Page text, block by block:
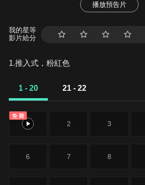
播放預告片
我的星等
影片給分
1.推入式，粉紅色
1 - 20 21 - 22
免費
1 2 3
6 7 8